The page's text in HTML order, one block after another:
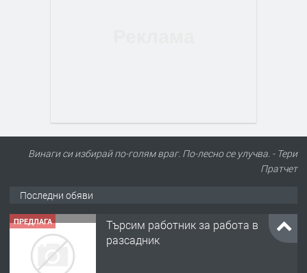
Винаги си избирай по-голям враг. По-лесно се улучва. - Тери
Пратчет
Последни обяви
ПРЕДЛАГА
Търсим работник за работа в
разсадник